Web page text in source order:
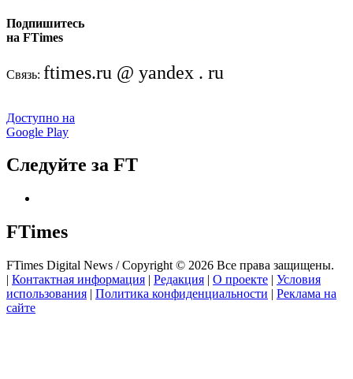
Подпишитесь
на FTimes
Связь: ftimes.ru @ yandex . ru
Доступно на
Google Play
Следуйте за FT
FTimes
FTimes Digital News / Copyright © 2026 Все права защищены.
| Контактная информация | Редакция | О проекте | Условия
использования | Политика конфиденциальности | Реклама на
сайте